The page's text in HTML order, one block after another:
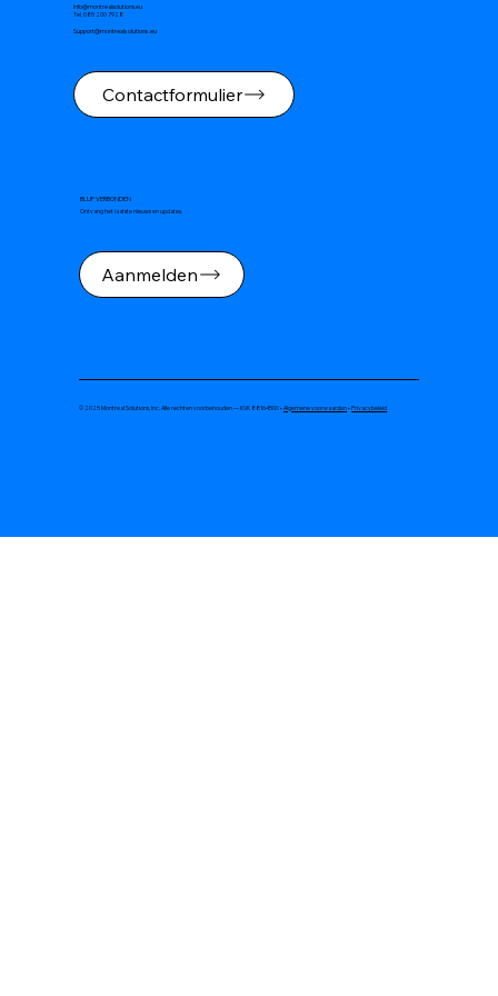
Info@montrealsolutions.eu
Tel. 085 200 7928
Support@montrealsolutions.eu
Contactformulier
BLIJF VERBONDEN
Ontvang het laatste nieuws en updates.
Aanmelden
© 2025 Montreal Solutions, Inc. Alle rechten voorbehouden — KVK 88164500 •Algemene voorwaarden•Privacybeleid